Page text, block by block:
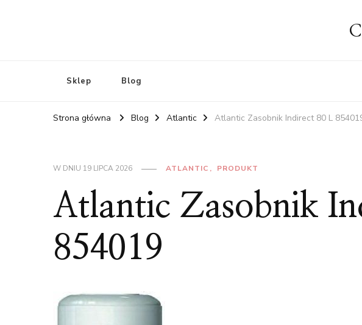
Sklep Blog
Strona główna Blog Atlantic Atlantic Zasobnik Indirect 80 L
W DNIU 19 LIPCA 2026 ATLANTIC PRODUKT
Atlantic Zasobnik
854019